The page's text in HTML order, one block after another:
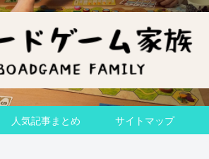
人気記事まとめ サイトマップ